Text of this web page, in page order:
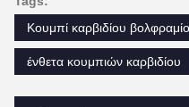
Κουμπί καρβιδίου
ένθετα κουμπιών καρβιδίου